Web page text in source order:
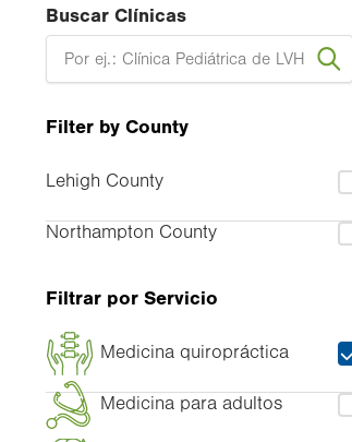
Buscar Clínicas
Filter by County
Lehigh County
Northampton County
Filtrar por Servicio
Medicina quiropráctica
Medicina para adultos